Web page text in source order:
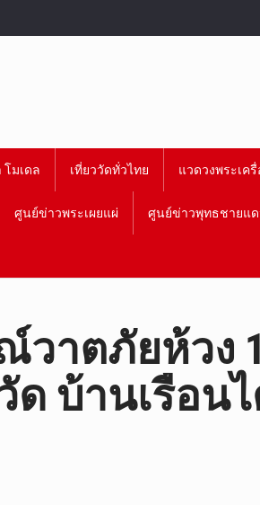
มเดล เที่ยววัดทั่วไทย แวดวงพระเครื่
ศูนย์ข่าวพระเผยแผ่ ศูนย์ข่าวพุทธชายแ
าตภัยห้วง
บ้านเรือน